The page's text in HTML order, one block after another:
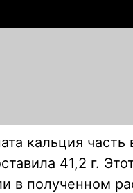
кальция
41,2 г.
в полученном